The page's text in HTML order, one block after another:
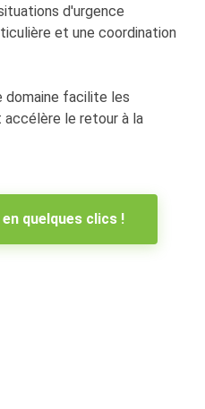
d'urgence
et une coordination
domaine facilite les
le retour à la
quelques clics !